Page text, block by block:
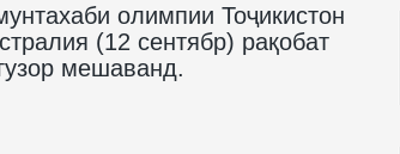
олимпии Тоҷикистон
(12 сентябр) рақобат
мешаванд.